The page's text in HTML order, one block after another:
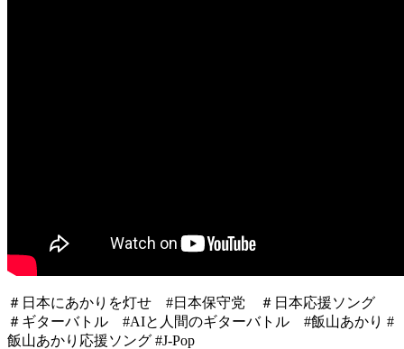
＃日本にあかりを灯せ #日本保守党 ＃日本応援ソング
＃ギターバトル #AIと人間のギターバトル #飯山あかり #
飯山あかり応援ソング #J-Pop